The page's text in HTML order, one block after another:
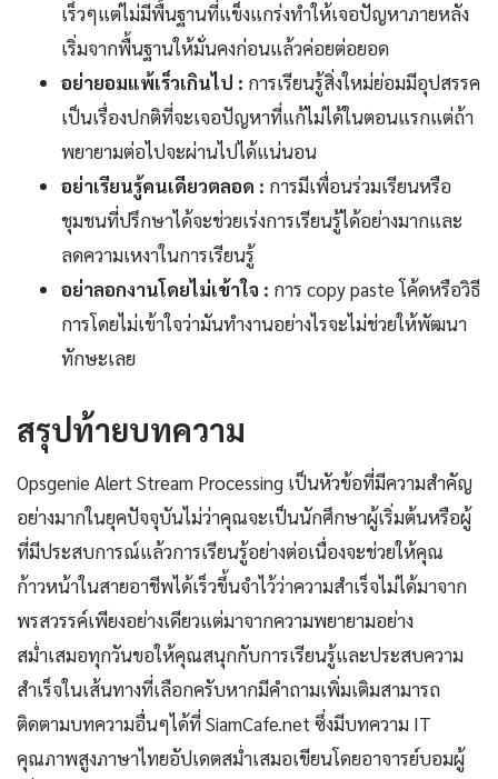
เร็วๆแต่ไม่มีพื้นฐานที่แข็งแกร่งทำให้เจอปัญหาภายหลัง
เริ่มจากพื้นฐานให้มั่นคงก่อนแล้วค่อยต่อยอด
อย่ายอมแพ้เร็วเกินไป : การเรียนรู้สิ่งใหม่ย่อมมีอุปสรรค
เป็นเรื่องปกติที่จะเจอปัญหาที่แก้ไม่ได้ในตอนแรกแต่ถ้า
พยายามต่อไปจะผ่านไปได้แน่นอน
อย่าเรียนรู้คนเดียวตลอด : การมีเพื่อนร่วมเรียนหรือ
ชุมชนที่ปรึกษาได้จะช่วยเร่งการเรียนรู้ได้อย่างมากและ
ลดความเหงาในการเรียนรู้
อย่าลอกงานโดยไม่เข้าใจ : การ copy paste โค้ดหรือวิธี
การโดยไม่เข้าใจว่ามันทำงานอย่างไรจะไม่ช่วยให้พัฒนา
ทักษะเลย
สรุปท้ายบทความ
Opsgenie Alert Stream Processing เป็นหัวข้อที่มีความสำคัญ
อย่างมากในยุคปัจจุบันไม่ว่าคุณจะเป็นนักศึกษาผู้เริ่มต้นหรือผู้
ที่มีประสบการณ์แล้วการเรียนรู้อย่างต่อเนื่องจะช่วยให้คุณ
ก้าวหน้าในสายอาชีพได้เร็วขึ้นจำไว้ว่าความสำเร็จไม่ได้มาจาก
พรสวรรค์เพียงอย่างเดียวแต่มาจากความพยายามอย่าง
สม่ำเสมอทุกวันขอให้คุณสนุกกับการเรียนรู้และประสบความ
สำเร็จในเส้นทางที่เลือกครับหากมีคำถามเพิ่มเติมสามารถ
ติดตามบทความอื่นๆได้ที่ SiamCafe.net ซึ่งมีบทความ IT
คุณภาพสูงภาษาไทยอัปเดตสม่ำเสมอเขียนโดยอาจารย์บอมผู้